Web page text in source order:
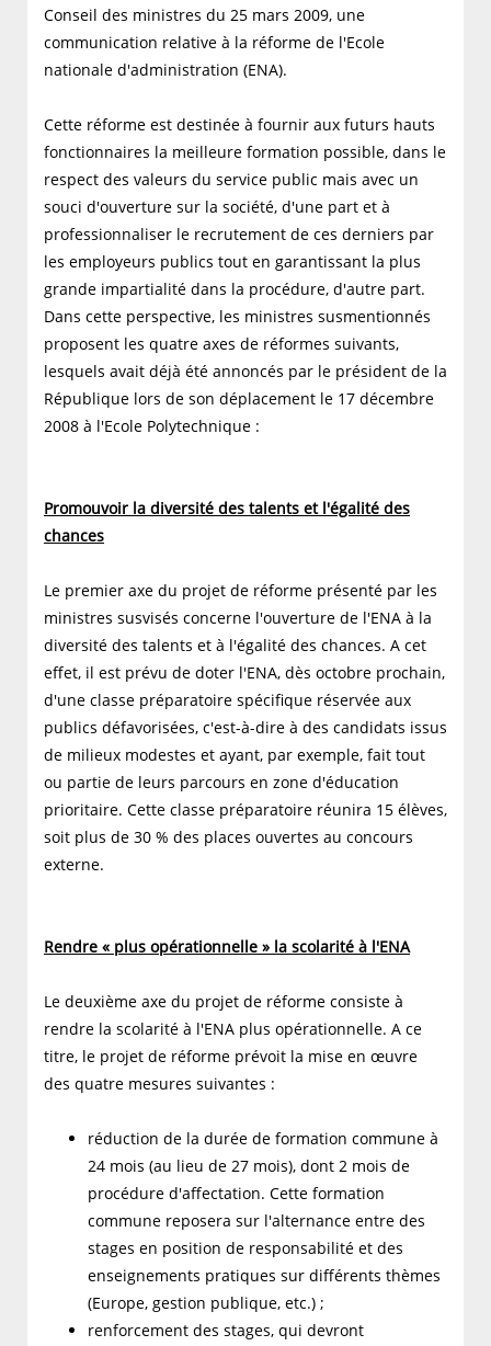
Conseil des ministres du 25 mars 2009, une
communication relative à la réforme de l'Ecole
nationale d'administration (ENA).
Cette réforme est destinée à fournir aux futurs hauts
fonctionnaires la meilleure formation possible, dans le
respect des valeurs du service public mais avec un
souci d'ouverture sur la société, d'une part et à
professionnaliser le recrutement de ces derniers par
les employeurs publics tout en garantissant la plus
grande impartialité dans la procédure, d'autre part.
Dans cette perspective, les ministres susmentionnés
proposent les quatre axes de réformes suivants,
lesquels avait déjà été annoncés par le président de la
République lors de son déplacement le 17 décembre
2008 à l'Ecole Polytechnique :
Promouvoir la diversité des talents et l'égalité des
chances
Le premier axe du projet de réforme présenté par les
ministres susvisés concerne l'ouverture de l'ENA à la
diversité des talents et à l'égalité des chances. A cet
effet, il est prévu de doter l'ENA, dès octobre prochain,
d'une classe préparatoire spécifique réservée aux
publics défavorisées, c'est-à-dire à des candidats issus
de milieux modestes et ayant, par exemple, fait tout
ou partie de leurs parcours en zone d'éducation
prioritaire. Cette classe préparatoire réunira 15 élèves,
soit plus de 30 % des places ouvertes au concours
externe.
Rendre « plus opérationnelle » la scolarité à l'ENA
Le deuxième axe du projet de réforme consiste à
rendre la scolarité à l'ENA plus opérationnelle. A ce
titre, le projet de réforme prévoit la mise en œuvre
des quatre mesures suivantes :
réduction de la durée de formation commune à
24 mois (au lieu de 27 mois), dont 2 mois de
procédure d'affectation. Cette formation
commune reposera sur l'alternance entre des
stages en position de responsabilité et des
enseignements pratiques sur différents thèmes
(Europe, gestion publique, etc.) ;
renforcement des stages, qui devront